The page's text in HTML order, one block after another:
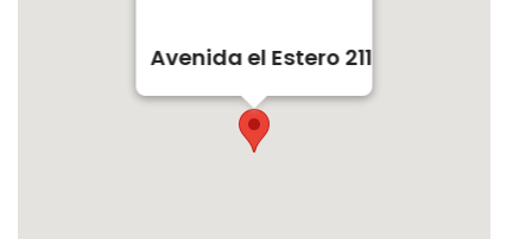
Avenida el Estero 211